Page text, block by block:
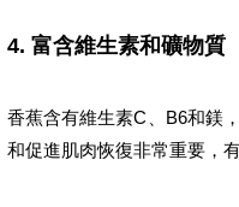
4. 富含維生素和礦物質
香蕉含有維生素C、B6和鎂
和促進肌肉恢復非常重要，